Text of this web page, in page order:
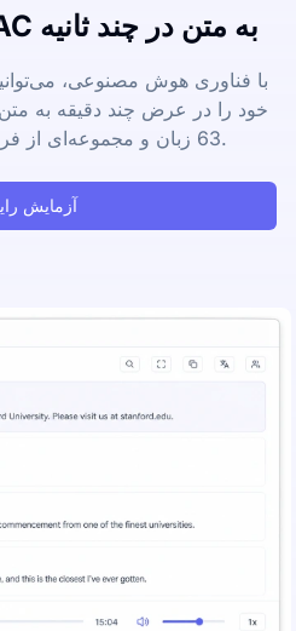
تبدیل فایل‌های AAC به متن در چند ثانیه
با فناوری هوش مصنوعی،
خود را در عرض چند دقیقه به متن
63 زبان و مجموعه‌ای از فرمت‌ها پشتیبانی می‌کند.
آزمایش